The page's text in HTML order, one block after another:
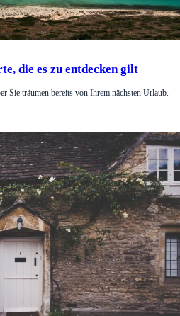
die es zu entdecken gilt
Sie träumen bereits von Ihrem nächsten Urlaub.